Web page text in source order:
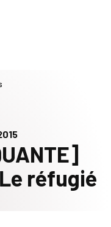
réfugié